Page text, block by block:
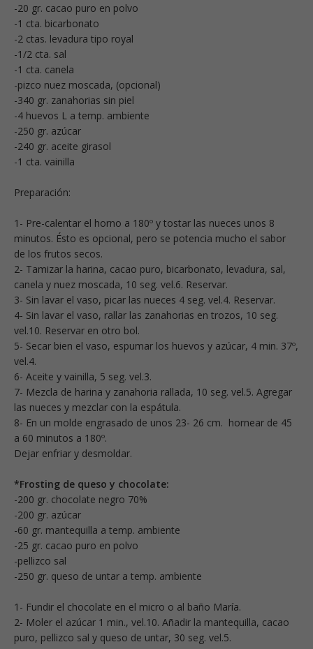
-20 gr. cacao puro en polvo
-1 cta. bicarbonato
-2 ctas. levadura tipo royal
-1/2 cta. sal
-1 cta. canela
-pizco nuez moscada, (opcional)
-340 gr. zanahorias sin piel
-4 huevos L a temp. ambiente
-250 gr. azúcar
-240 gr. aceite girasol
-1 cta. vainilla
Preparación:
1- Pre-calentar el horno a 180º y tostar las nueces unos 8
minutos. Ésto es opcional, pero se potencia mucho el sabor
de los frutos secos.
2- Tamizar la harina, cacao puro, bicarbonato, levadura, sal,
canela y nuez moscada, 10 seg. vel.6. Reservar.
3- Sin lavar el vaso, picar las nueces 4 seg. vel.4. Reservar.
4- Sin lavar el vaso, rallar las zanahorias en trozos, 10 seg.
vel.10. Reservar en otro bol.
5- Secar bien el vaso, espumar los huevos y azúcar, 4 min. 37º,
vel.4.
6- Aceite y vainilla, 5 seg. vel.3.
7- Mezcla de harina y zanahoria rallada, 10 seg. vel.5. Agregar
las nueces y mezclar con la espátula.
8- En un molde engrasado de unos 23- 26 cm. hornear de 45
a 60 minutos a 180º.
Dejar enfriar y desmoldar.
*Frosting de queso y chocolate:
-200 gr. chocolate negro 70%
-200 gr. azúcar
-60 gr. mantequilla a temp. ambiente
-25 gr. cacao puro en polvo
-pellizco sal
-250 gr. queso de untar a temp. ambiente
1- Fundir el chocolate en el micro o al baño María.
2- Moler el azúcar 1 min., vel.10. Añadir la mantequilla, cacao
puro, pellizco sal y queso de untar, 30 seg. vel.5.